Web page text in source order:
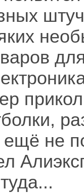
ещё не